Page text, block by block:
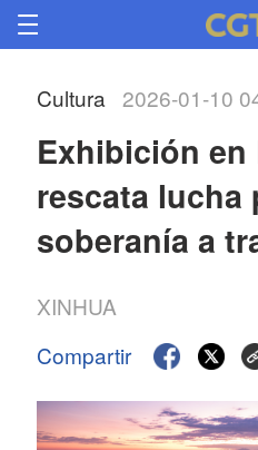
Cultura 2026-01-10
Exhibición en
rescata lucha
soberanía a
XINHUA
Compartir